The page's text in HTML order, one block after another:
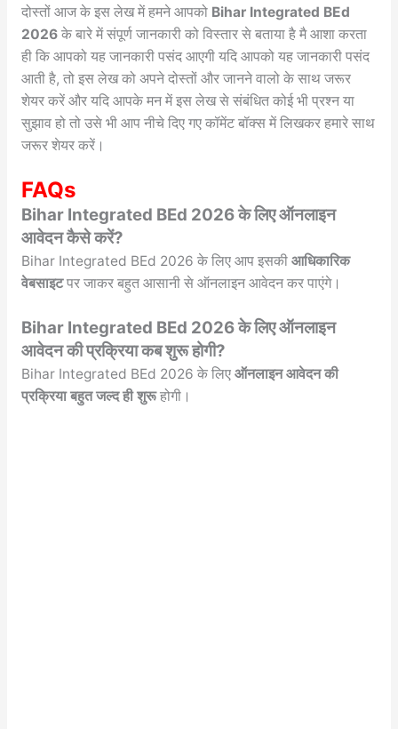
दोस्तों आज के इस लेख में हमने आपको Bihar Integrated BEd
2026के बारे में संपूर्ण जानकारी को विस्तार से बताया है मै आशा करता
ही कि आपको यह जानकारी पसंद आएगी यदि आपको यह जानकारी पसंद
आती है, तो इस लेख को अपने दोस्तों और जानने वालो के साथ जरूर
शेयर करें और यदि आपके मन में इस लेख से संबंधित कोई भी प्रश्न या
सुझाव हो तो उसे भी आप नीचे दिए गए कॉमेंट बॉक्स में लिखकर हमारे साथ
जरूर शेयर करें।
FAQs
Bihar Integrated BEd 2026 के लिए ऑनलाइन
आवेदन कैसे करें?
Bihar Integrated BEd 2026 के लिए आप इसकी आधिकारिक
वेबसाइटपर जाकर बहुत आसानी से ऑनलाइन आवेदन कर पाएंगे।
Bihar Integrated BEd 2026 के लिए ऑनलाइन
आवेदन की प्रक्रिया कब शुरू होगी?
Bihar Integrated BEd 2026 के लिए ऑनलाइन आवेदन की
प्रक्रिया बहुत जल्द ही शुरूहोगी।